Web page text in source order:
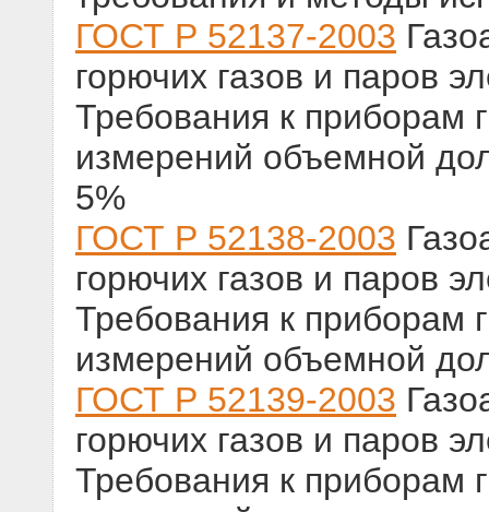
ГОСТ Р 52137-2003
горючих газов и паров
Требования к приборам
измерений объемной
5%
ГОСТ Р 52138-2003
горючих газов и паров
Требования к приборам
измерений объемной
ГОСТ Р 52139-2003
горючих газов и паров
Требования к приборам